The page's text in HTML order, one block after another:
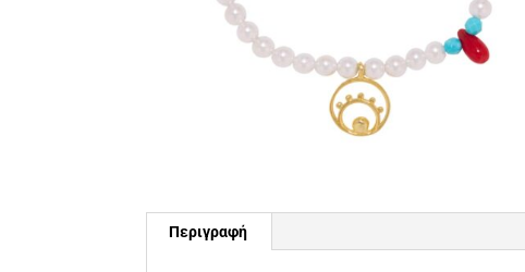
Περιγραφή